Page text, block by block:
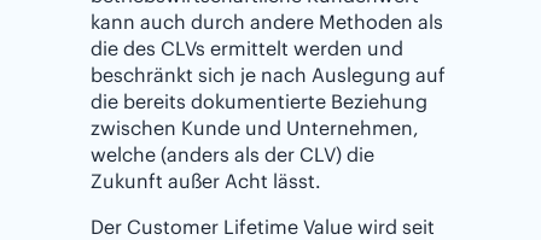
kann auch durch andere Methoden als
die des CLVs ermittelt werden und
beschränkt sich je nach Auslegung auf
die bereits dokumentierte Beziehung
zwischen Kunde und Unternehmen,
welche (anders als der CLV) die
Zukunft außer Acht lässt.
Der Customer Lifetime Value wird seit